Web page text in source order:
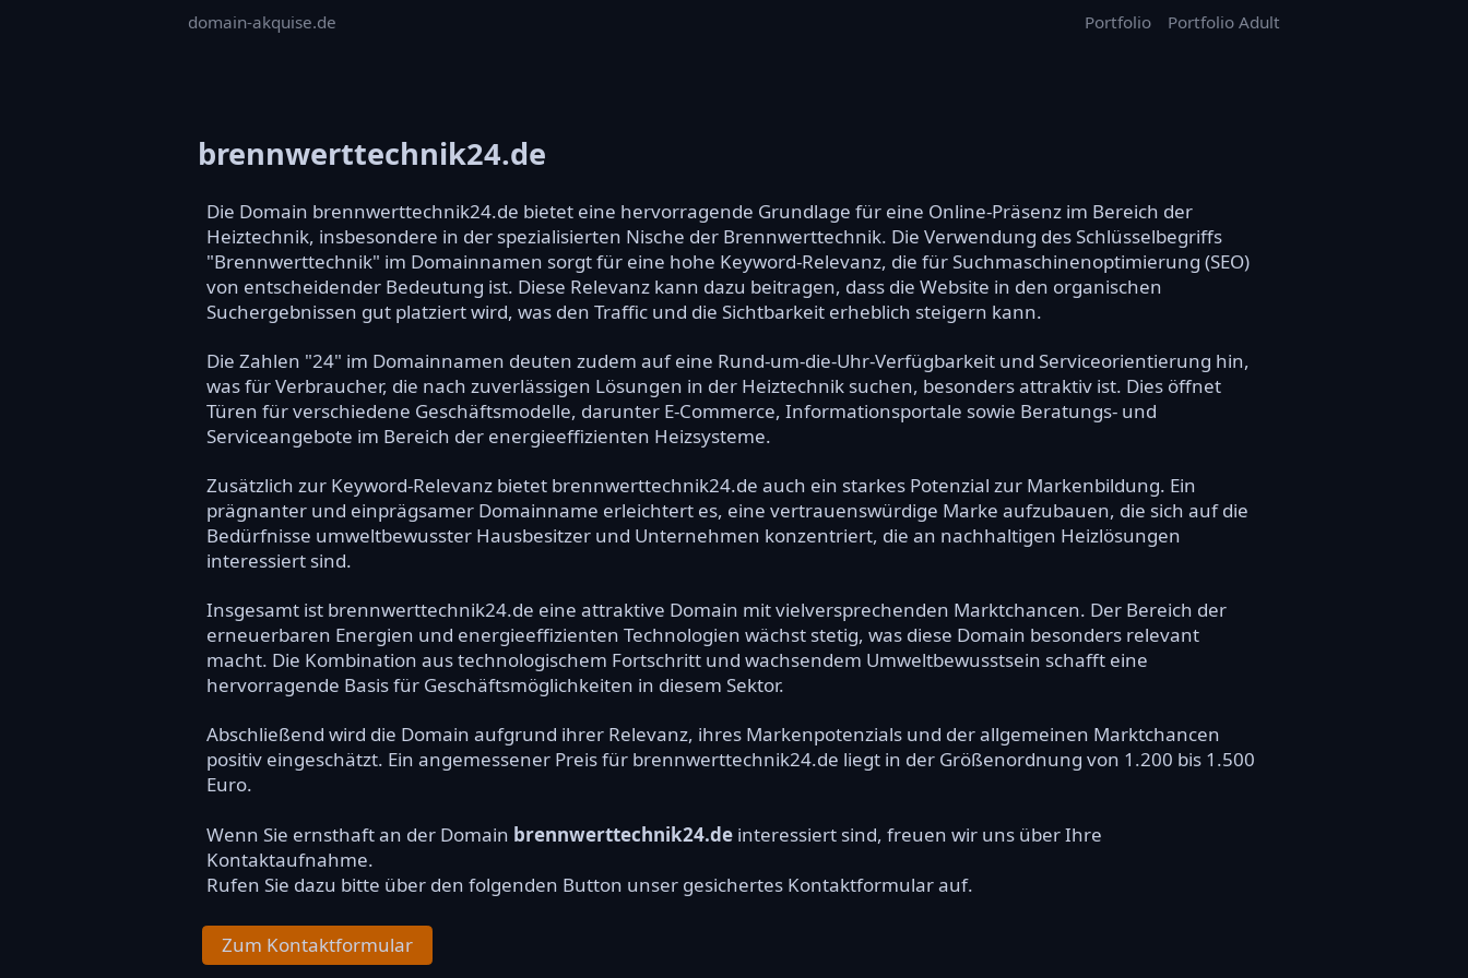
domain-akquise.de Portfolio Portfolio Adult
brennwerttechnik24.de
Die Domain brennwerttechnik24.de bietet eine hervorragende Grundlage für eine Online-Präsenz im Bereich der
Heiztechnik, insbesondere in der spezialisierten Nische der Brennwerttechnik. Die Verwendung des Schlüsselbegriffs
"Brennwerttechnik" im Domainnamen sorgt für eine hohe Keyword-Relevanz, die für Suchmaschinenoptimierung (SEO)
von entscheidender Bedeutung ist. Diese Relevanz kann dazu beitragen, dass die Website in den organischen
Suchergebnissen gut platziert wird, was den Traffic und die Sichtbarkeit erheblich steigern kann.
Die Zahlen "24" im Domainnamen deuten zudem auf eine Rund-um-die-Uhr-Verfügbarkeit und Serviceorientierung hin,
was für Verbraucher, die nach zuverlässigen Lösungen in der Heiztechnik suchen, besonders attraktiv ist. Dies öffnet
Türen für verschiedene Geschäftsmodelle, darunter E-Commerce, Informationsportale sowie Beratungs- und
Serviceangebote im Bereich der energieeffizienten Heizsysteme.
Zusätzlich zur Keyword-Relevanz bietet brennwerttechnik24.de auch ein starkes Potenzial zur Markenbildung. Ein
prägnanter und einprägsamer Domainname erleichtert es, eine vertrauenswürdige Marke aufzubauen, die sich auf die
Bedürfnisse umweltbewusster Hausbesitzer und Unternehmen konzentriert, die an nachhaltigen Heizlösungen
interessiert sind.
Insgesamt ist brennwerttechnik24.de eine attraktive Domain mit vielversprechenden Marktchancen. Der Bereich der
erneuerbaren Energien und energieeffizienten Technologien wächst stetig, was diese Domain besonders relevant
macht. Die Kombination aus technologischem Fortschritt und wachsendem Umweltbewusstsein schafft eine
hervorragende Basis für Geschäftsmöglichkeiten in diesem Sektor.
Abschließend wird die Domain aufgrund ihrer Relevanz, ihres Markenpotenzials und der allgemeinen Marktchancen
positiv eingeschätzt. Ein angemessener Preis für brennwerttechnik24.de liegt in der Größenordnung von 1.200 bis 1.500
Euro.
Wenn Sie ernsthaft an der Domain brennwerttechnik24.de interessiert sind, freuen wir uns über Ihre
Kontaktaufnahme.
Rufen Sie dazu bitte über den folgenden Button unser gesichertes Kontaktformular auf.
Zum Kontaktformular